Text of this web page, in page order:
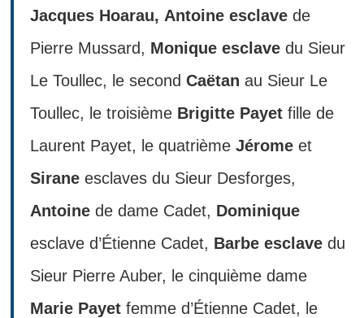
Jacques Hoarau, Antoine esclavede
Pierre Mussard, Monique esclavedu Sieur
Le Toullec, le second Caëtan au Sieur Le
Toullec, le troisième Brigitte Payetfille de
Laurent Payet, le quatrième Jéromeet
Siraneesclaves du Sieur Desforges,
Antoinede dame Cadet, Dominique
esclave d’Étienne Cadet, Barbe esclavedu
Sieur Pierre Auber, le cinquième dame
Marie Payetfemme d’Étienne Cadet, le